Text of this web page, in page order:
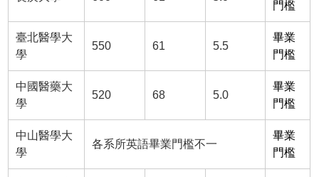
門檻
臺北醫學大
學
550 61 5.5
畢業
門檻
中國醫藥大
學
520 68 5.0
畢業
門檻
中山醫學大
學
各系所英語畢業門檻不一
畢業
門檻